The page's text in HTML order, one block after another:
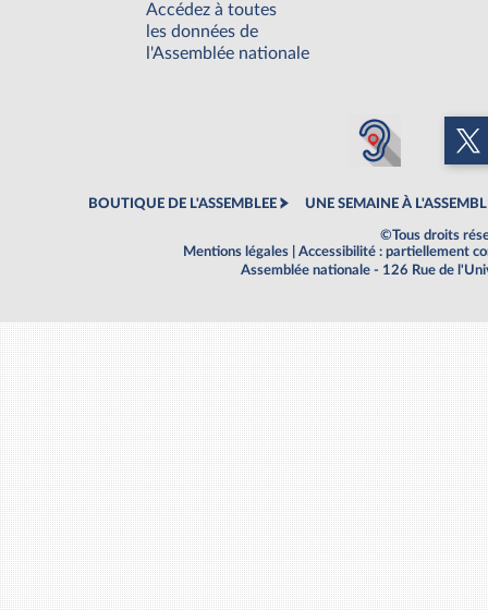
Accédez à toutes
les données de
l'Assemblée nationale
BOUTIQUE DE L'ASSEMBLEE UNE SEMAINE À
©Tous droits
Mentions légales
Accessibilité : partiellement
Assemblée nationale - 126 Rue de